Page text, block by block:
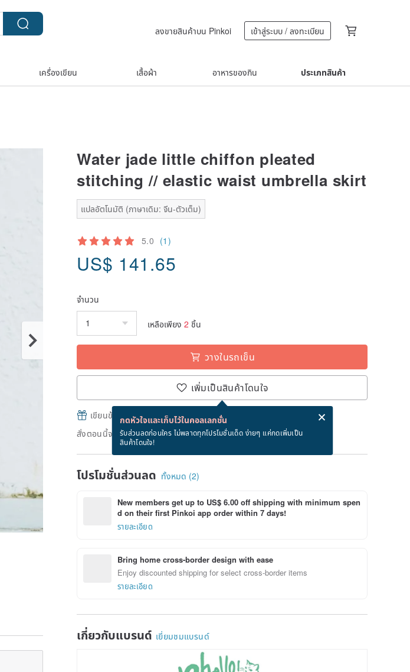
ลงขายสินค้าบน Pinkoi เข้าสู่ระบบ / ลงทะเบียน
เครื่องเขียน เสื้อผ้า อาหารของกิน ประเภทสินค้า
Water jade little chiffon pleated
stitching // elastic waist umbrella skirt
แปลอัตโนมัติ (ภาษาเดิม: จีน-ตัวเต็ม)
5.0 (1)
US$ 141.65
จำนวน
เหลือเพียง 2 ชิ้น
วางในรถเข็น
เพิ่มเป็นสินค้าโดนใจ
กดหัวใจและเก็บไว้ในคอลเลกชั่น
รับส่วนลดก่อนใคร ไม่พลาดทุกโปรโมชั่นเด็ด ง่ายๆ แค่กดเพิ่มเป็น
สินค้าโดนใจ!
เขียนข้อความและส่ง eCard ฟรีเมื่อซื้อสินค้า!
สั่งตอนนี้จะได้รับภายใน 8/12~8/24
โปรโมชั่นส่วนลด ทั้งหมด (2)
New members get up to US$ 6.00 off shipping with minimum spen
d on their first Pinkoi app order within 7 days!
รายละเอียด
Bring home cross-border design with ease
Enjoy discounted shipping for select cross-border items
รายละเอียด
เกี่ยวกับแบรนด์ เยี่ยมชมแบรนด์